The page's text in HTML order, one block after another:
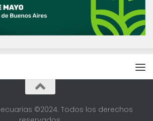
©2024. Todos los derechos